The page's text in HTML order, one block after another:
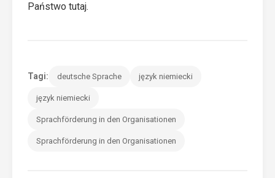
Państwo tutaj.
Tagi: deutsche Sprache język niemiecki
język niemiecki
Sprachförderung in den Organisationen
Sprachförderung in den Organisationen